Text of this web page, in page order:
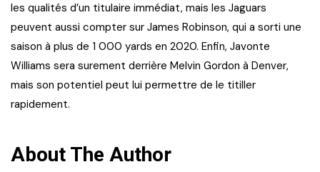
les qualités d’un titulaire immédiat, mais les Jaguars
peuvent aussi compter sur James Robinson, qui a sorti une
saison à plus de 1 000 yards en 2020. Enfin, Javonte
Williams sera surement derrière Melvin Gordon à Denver,
mais son potentiel peut lui permettre de le titiller
rapidement.
About The Author